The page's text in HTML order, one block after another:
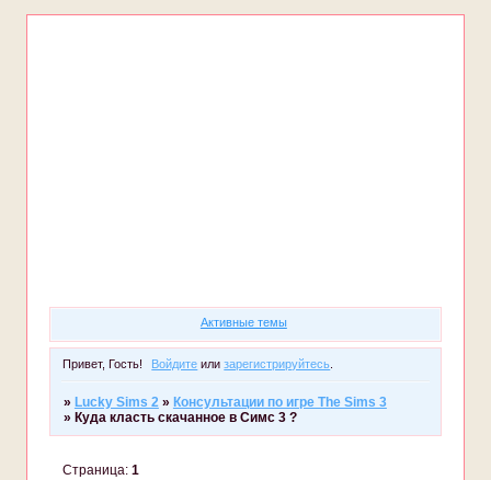
Активные темы
Привет, Гость! Войдите илизарегистрируйтесь.
» Lucky Sims 2 » Консультации по игре The Sims 3
» Куда класть скачанное в Симс 3 ?
Страница: 1